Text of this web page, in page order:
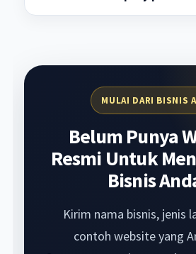
MULAI DARI BISNIS
Belum Punya
Resmi Untuk
Bisnis
Kirim nama bisnis, jenis
contoh website yang